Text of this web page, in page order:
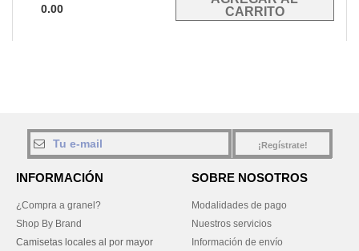
0.00
¡Regístrate!
INFORMACIÓN
¿Compra a granel?
Shop By Brand
Camisetas locales al por mayor
SOBRE NOSOTROS
Modalidades de pago
Nuestros servicios
Información de envío